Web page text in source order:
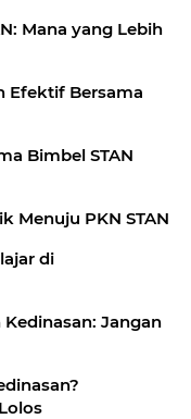
Mana yang Lebih
Efektif Bersama
Bimbel STAN
Menuju PKN STAN
di
Kedinasan: Jangan